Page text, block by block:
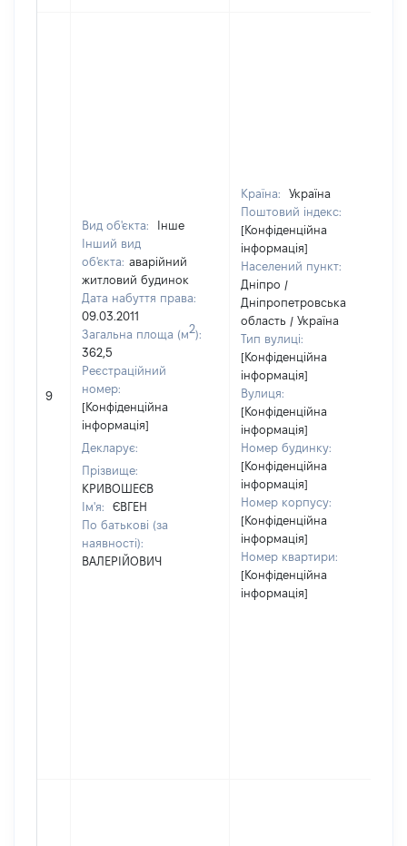
9
Вид об'єкта:
Інше
Інший вид
об'єкта: аварійний
житловий будинок
Дата набуття права:
09.03.2011
Загальна площа (м2):
362,5
Реєстраційний
номер:
[Конфіденційна
інформація]
Декларує:
Прізвище:
КРИВОШЕЄВ
Ім'я:
ЄВГЕН
По батькові (за
наявності):
ВАЛЕРІЙОВИЧ
Країна:
Україна
Поштовий індекс:
[Конфіденційна
інформація]
Населений пункт:
Дніпро /
Дніпропетровська
область / Україна
Тип вулиці:
[Конфіденційна
інформація]
Вулиця:
[Конфіденційна
інформація]
Номер будинку:
[Конфіденційна
інформація]
Номер корпусу:
[Конфіденційна
інформація]
Номер квартири:
[Конфіденційна
інформація]